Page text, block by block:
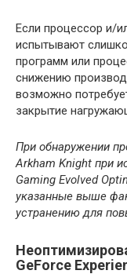
Если процессор и/
испытывают
программ или
снижению
возможно
закрытие
При обнаружении
Arkham Knight при
Gaming Evolved
указанные выше
устранению для
GeForce